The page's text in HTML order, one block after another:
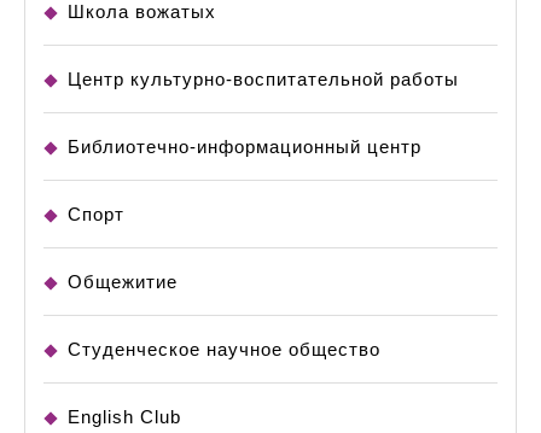
Школа вожатых
Центр культурно-воспитательной работы
Библиотечно-информационный центр
Спорт
Общежитие
Студенческое научное общество
English Club